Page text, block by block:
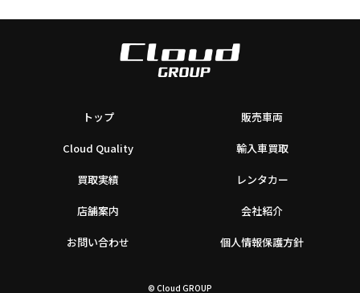
トップ 販売車両
Cloud Quality 輸入車買取
買取実績 レンタカー
店舗案内 会社紹介
お問い合わせ 個人情報保護方針
© Cloud GROUP